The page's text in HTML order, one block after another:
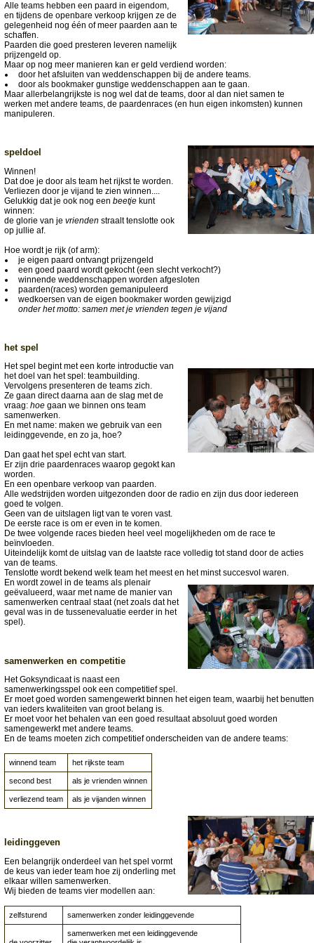
Alle teams hebben een paard in eigendom,
en tijdens de openbare verkoop krijgen ze de
gelegenheid nog één of meer paarden aan te
schaffen.
Paarden die goed presteren leveren namelijk
prijzengeld op.
Maar op nog meer manieren kan er geld verdiend worden:
door het afsluiten van weddenschappen bij de andere teams.
door als bookmaker gunstige weddenschappen aan te gaan.
Maar allerbelangrijkste is nog wel dat de teams, door al dan niet samen te
werken met andere teams, de paardenraces (en hun eigen inkomsten) kunnen
manipuleren.
speldoel
Winnen!
Dat doe je door als team het rijkst te worden.
Verliezen door je vijand te zien winnen....
Gelukkig dat je ook nog een beetje kunt
winnen:
de glorie van je vrienden straalt tenslotte ook
op jullie af.
Hoe wordt je rijk (of arm):
je eigen paard ontvangt prijzengeld
een goed paard wordt gekocht (een slecht verkocht?)
winnende weddenschappen worden afgesloten
paarden(races) worden gemanipuleerd
wedkoersen van de eigen bookmaker worden gewijzigd
onder het motto: samen met je vrienden tegen je vijand
het spel
Het spel begint met een korte introductie van
het doel van het spel: teambuilding.
Vervolgens presenteren de teams zich.
Ze gaan direct daarna aan de slag met de
vraag: hoe gaan we binnen ons team
samenwerken.
En met name: maken we gebruik van een
leidinggevende, en zo ja, hoe?
Dan gaat het spel echt van start.
Er zijn drie paardenraces waarop gegokt kan
worden.
En een openbare verkoop van paarden.
Alle wedstrijden worden uitgezonden door de radio en zijn dus door iedereen
goed te volgen.
Geen van de uitslagen ligt van te voren vast.
De eerste race is om er even in te komen.
De twee volgende races bieden heel veel mogelijkheden om de race te
beïnvloeden.
Uiteindelijk komt de uitslag van de laatste race volledig tot stand door de acties
van de teams.
Tenslotte wordt bekend welk team het meest en het minst succesvol waren.
En wordt zowel in de teams als plenair
geëvalueerd, waar met name de manier van
samenwerken centraal staat (net zoals dat het
geval was in de tussenevaluatie eerder in het
spel).
samenwerken en competitie
Het Goksyndicaat is naast een
samenwerkingsspel ook een competitief spel.
Er moet goed worden samengewerkt binnen het eigen team, waarbij het benutten
van ieders kwaliteiten van groot belang is.
Er moet voor het behalen van een goed resultaat absoluut goed worden
samengewerkt met andere teams.
En de teams moeten zich competitief onderscheiden van de andere teams:
winnend team het rijkste team
second best als je vrienden winnen
verliezend team als je vijanden winnen
leidinggeven
Een belangrijk onderdeel van het spel vormt
de keus van ieder team hoe zij onderling met
elkaar willen samenwerken.
Wij bieden de teams vier modellen aan:
zelfsturend samenwerken zonder leidinggevende
samenwerken met een leidinggevende